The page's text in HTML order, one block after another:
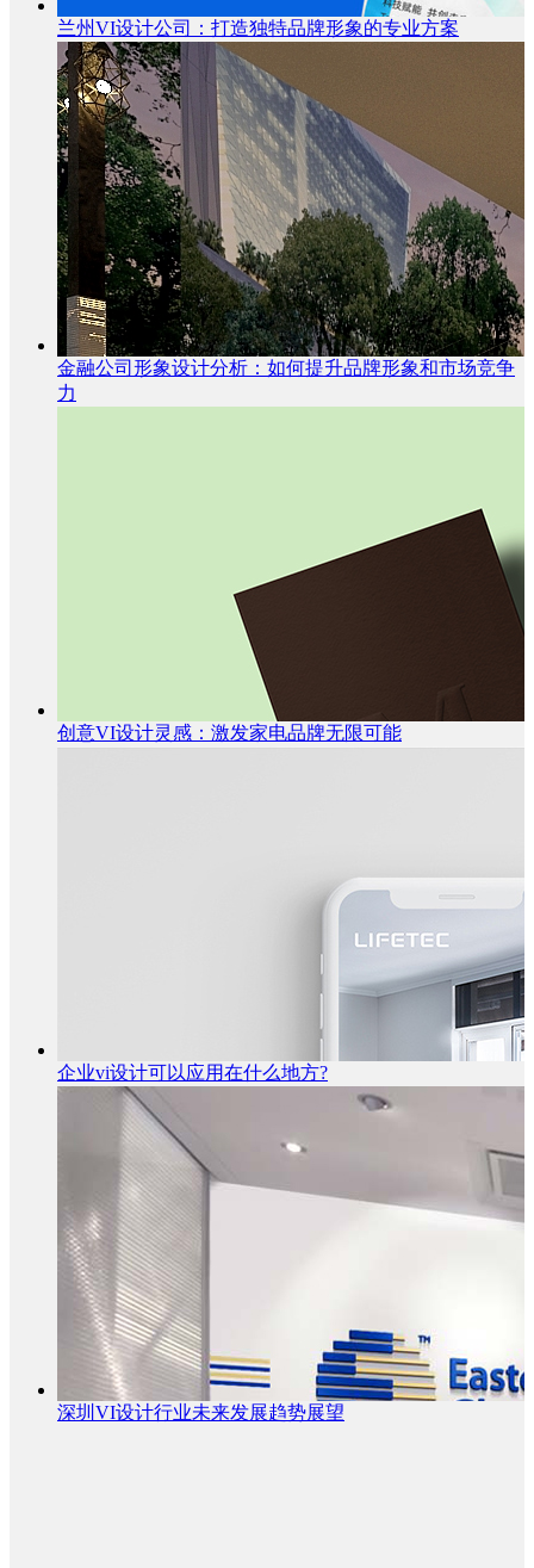
兰州VI设计公司：打造独特品牌形象的专业方案
金融公司形象设计分析：如何提升品牌形象和市场竞争
力
创意VI设计灵感：激发家电品牌无限可能
企业vi设计可以应用在什么地方?
深圳VI设计行业未来发展趋势展望